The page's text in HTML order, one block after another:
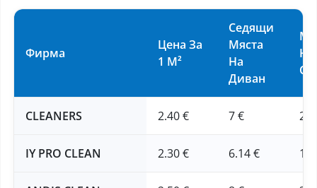
Фирма
Цена За
1 М²
Седящи
Мяста
На
Диван
См
CLEANERS 2.40 € 7 € 20
IY PRO CLEAN 2.30 € 6.14 €